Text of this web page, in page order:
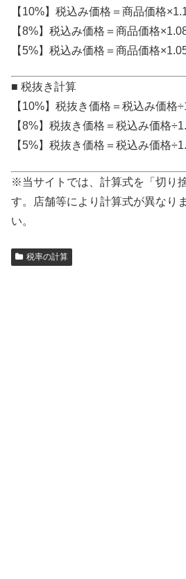
【10%】税込み価格＝商品価格
【8%】税込み価格＝商品価格
【5%】税込み価格＝商品価格
■ 税抜き計算
【10%】税抜き価格＝税込み価格
【8%】税抜き価格＝税込み価格
【5%】税抜き価格＝税込み価格
※当サイトでは、計算式を「切り
す。店舗等により計算式が異なり
い。
税率の計算